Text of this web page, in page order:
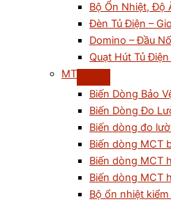
Bộ Ổn Nhiệt, Độ
Đèn Tủ Điện –
Domino – Đầu
Quạt Hút Tủ Điện
MT
Biến Dòng Bảo
Biến Dòng Đo
Biến dòng đo
Biến dòng MCT
Biến dòng MCT
Biến dòng MCT
Bộ ổn nhiệt